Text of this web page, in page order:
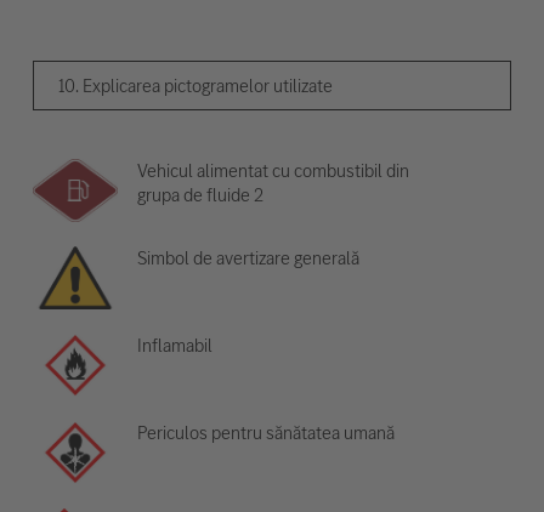
10. Explicarea pictogramelor utilizate
Vehicul alimentat cu combustibil din
grupa de fluide 2
Simbol de avertizare generală
Inflamabil
Periculos pentru sănătatea umană